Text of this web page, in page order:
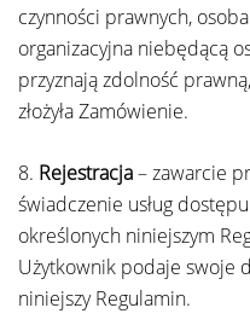
czynności prawnych,
organizacyjna niebędącą
przyznają zdolność
złożyła Zamówienie.
8. Rejestracja– zawarcie
świadczenie usług
określonych niniejszym
Użytkownik podaje swoje
niniejszy Regulamin.